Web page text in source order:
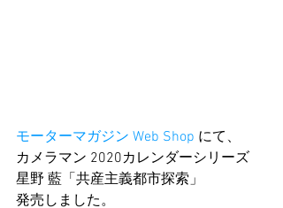
モーターマガジン Web Shop にて、
カメラマン 2020カレンダーシリーズ
星野 藍「共産主義都市探索」
発売しました。